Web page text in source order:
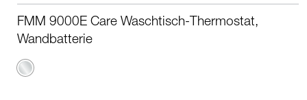
FMM 9000E Care Waschtisch-Thermostat,
Wandbatterie
Chrom